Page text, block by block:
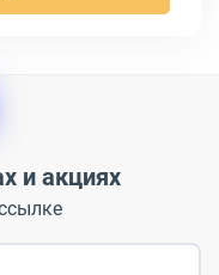
и акциях